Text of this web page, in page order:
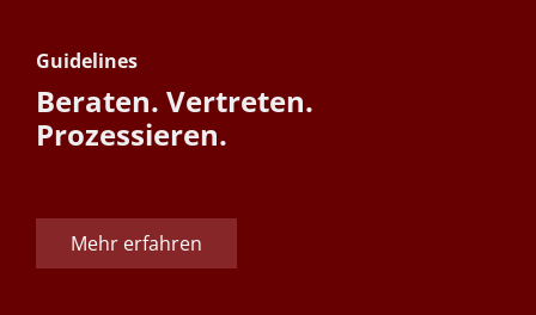
Guidelines
Beraten. Vertreten.
Prozessieren.
Mehr erfahren